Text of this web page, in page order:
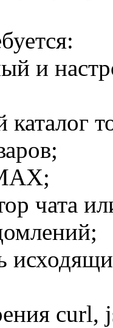
и
чата
curl,